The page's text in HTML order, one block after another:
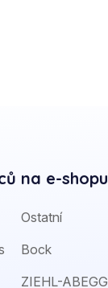
na e-shopu
Ostatní
Bock
ZIEHL-ABEGG